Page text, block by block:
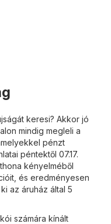
keresi? Akkor jó
mindig megleli a
pénzt
péntektől 07.17.
kényelméből
és eredményesen
az áruház által 5
számára kínált